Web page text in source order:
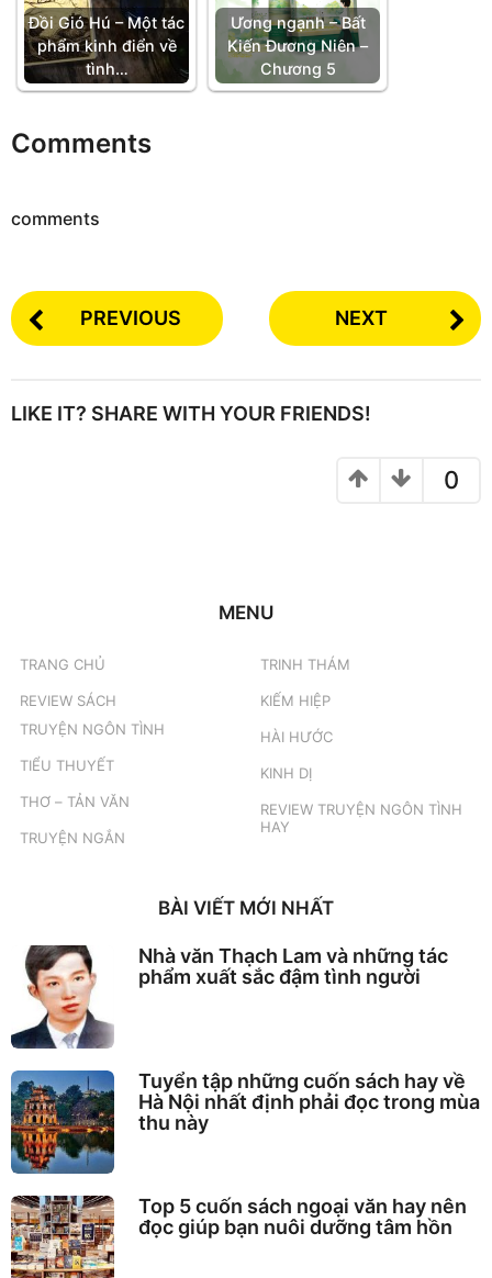
Đồi Gió Hú – Một tác
phẩm kinh điển về
tình…
Ương ngạnh – Bất
Kiến Đương Niên –
Chương 5
Comments
comments
PREVIOUS NEXT
LIKE IT? SHARE WITH YOUR FRIENDS!
0
MENU
TRANG CHỦ
REVIEW SÁCH
TRUYỆN NGÔN TÌNH
TIỂU THUYẾT
THƠ – TẢN VĂN
TRUYỆN NGẮN
TRINH THÁM
KIẾM HIỆP
HÀI HƯỚC
KINH DỊ
REVIEW TRUYỆN NGÔN TÌNH
HAY
BÀI VIẾT MỚI NHẤT
Nhà văn Thạch Lam và những tác
phẩm xuất sắc đậm tình người
Tuyển tập những cuốn sách hay về
Hà Nội nhất định phải đọc trong mùa
thu này
Top 5 cuốn sách ngoại văn hay nên
đọc giúp bạn nuôi dưỡng tâm hồn